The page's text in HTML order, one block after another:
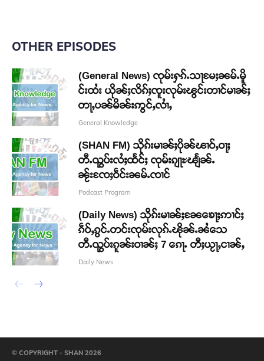
OTHER EPISODES
(General News) ၸုမ်းႁၵ်ႉသႃမႄႈၼမ်ႉမိူ
င်းထႆး ယိုၼ်ႈလိၵ်ႈၸူးလုမ်းၽွင်းတၢင်မၢၼ်ႈ
တႃႇပၼ်မိၼ်းဢွင်ႇလၢႆႇ
General Knowledge
(SHAN FM) သိုၵ်းမၢၼ်ႈပိုၼ်ၽၢဝ်ႇဝႃႈ
တီႉၺွပ်းလႆႈထႅင်ႈ ၸုမ်းၵျႃႊၽျႅၼ်ႉ
ၼႂ်းၸႄႈဝဵင်းၼမ်ႉၸၢင်
Podcast Program
(Daily News) သိုၵ်းမၢၼ်ႈၼႄၶေႃႈဢၢင်ႈ
ၵဵဝ်ႇၵွင်ႉတင်းၸုမ်းလုၵ်ႉၽိုၼ်ႉၼႆသေ
တီႉၺွပ်းၵူၼ်းဝၢၼ်ႈ 7 ၵေႃႉ တီႈယႂႃႇငၢၼ်ႇ
Daily News
© COPYRIGHT - SHAN 2026